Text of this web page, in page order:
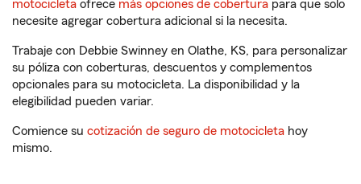
motocicleta ofrece más opciones de cobertura para que solo
necesite agregar cobertura adicional si la necesita.
Trabaje con Debbie Swinney en Olathe, KS, para personalizar
su póliza con coberturas, descuentos y complementos
opcionales para su motocicleta. La disponibilidad y la
elegibilidad pueden variar.
Comience su cotización de seguro de motocicleta hoy
mismo.